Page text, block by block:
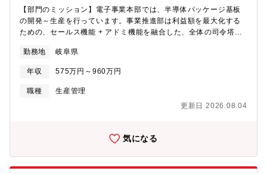
【部門のミッション】電子事業本部では、半導体パッケージ基板
の開発～生産を行っています。事業推進部は利益額を最大化する
ための、セールス機能 + アドミ機能を融合した、全体の司令塔を
コンダクターとして生産計画の立案や生産状況の管理を行ってい
ます。 【業務内容】担当ブロック・工程の生産進捗管理、監視を
行い、生産現場への生産指示・生産状況確認、顧客への生産状況
報告、監査報告やそれに伴う資料作成を行っていただきます。担
ア・フィリピンにある海外工場のいずれかをご経験や英語力に応
質などの製品担当の代表と生産の進捗管理と顕在化した課題の解
決に向けた週次のミーティングを主導していただきます。なお、
国内工場担当の場合も、顧客は海外の企業となる場合もありま
す。ゆくゆくは複数工程を取りまとめる工場責任者や、生産計画
勤務地 岐阜県
年収 575万円～960万円
職種
生産管理
更新日 2026.08.04
気になる